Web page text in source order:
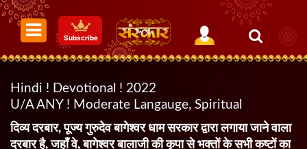
Subscribe
Hindi ! Devotional ! 2022
U/A ANY ! Moderate Langauge, Spiritual
दिव्य दरबार, पूज्य गुरुदेव बागेश्वर धाम सरकार द्वारा लगाया जाने वाला
दरबार है, जहाँ वे, बागेश्वर बालाजी की कृपा से भक्तों के सभी कष्टों का